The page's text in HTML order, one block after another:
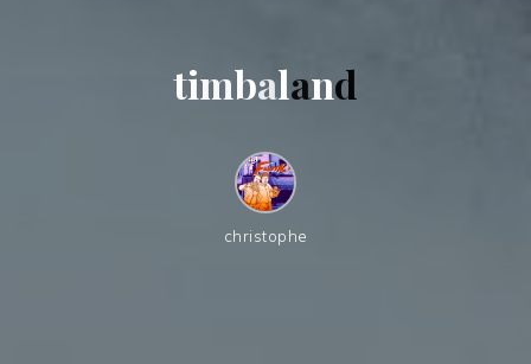
timbaland
christophe